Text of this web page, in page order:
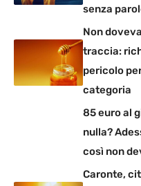
senza
Non
traccia:
pericolo
categoria
85 euro al
nulla?
così non
Caronte,